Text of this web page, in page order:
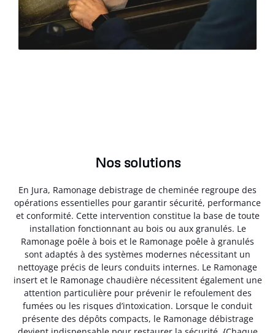
Nos solutions
En Jura, Ramonage debistrage de cheminée regroupe des
opérations essentielles pour garantir sécurité, performance
et conformité. Cette intervention constitue la base de toute
installation fonctionnant au bois ou aux granulés. Le
Ramonage poêle à bois et le Ramonage poêle à granulés
sont adaptés à des systèmes modernes nécessitant un
nettoyage précis de leurs conduits internes. Le Ramonage
insert et le Ramonage chaudière nécessitent également une
attention particulière pour prévenir le refoulement des
fumées ou les risques d’intoxication. Lorsque le conduit
présente des dépôts compacts, le Ramonage débistrage